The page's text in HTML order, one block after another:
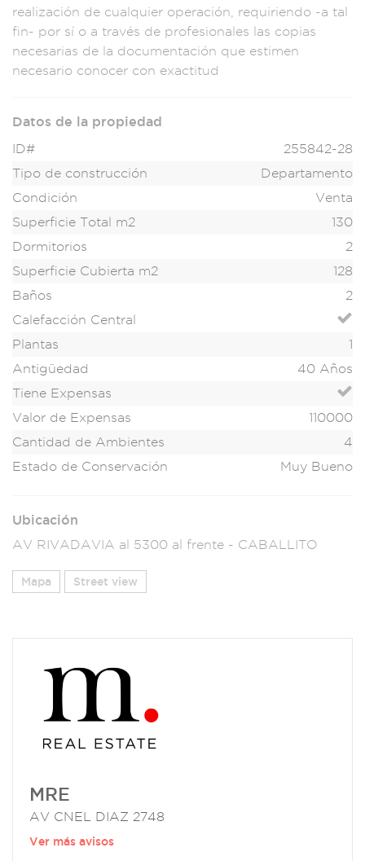
realización de cual quier operación, requiriendo -a tal
fin- por sí o a través de profesionales l as copias
necesarias de la documentación que estimen
necesario conocer con exactitud
Datos de la propiedad
ID#
255842-28
Tipo de construcción
Departamento
Condición
Venta
Superficie Total m2
130
Dormitorios
2
Superficie Cubierta m2
128
Baños
2
Calefacción Central
Plantas
1
Antigüedad
40 Años
Tiene Expensas
Valor de Expensas
110000
Cantidad de Ambientes
4
Estado de Conservación
Muy Bueno
Ubicación
AV RIVADAVIA al 5300 al frente - CABALLITO
Mapa Street view
MRE
AV CNEL DIAZ 2748
Ver más avisos